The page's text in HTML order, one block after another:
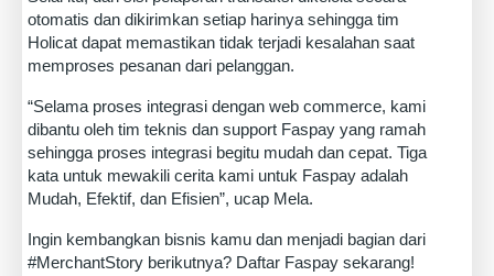
otomatis dan dikirimkan setiap harinya sehingga tim
Holicat dapat memastikan tidak terjadi kesalahan saat
memproses pesanan dari pelanggan.
“Selama proses integrasi dengan web commerce, kami
dibantu oleh tim teknis dan support Faspay yang ramah
sehingga proses integrasi begitu mudah dan cepat. Tiga
kata untuk mewakili cerita kami untuk Faspay adalah
Mudah, Efektif, dan Efisien”, ucap Mela.
Ingin kembangkan bisnis kamu dan menjadi bagian dari
#MerchantStory berikutnya? Daftar Faspay sekarang!